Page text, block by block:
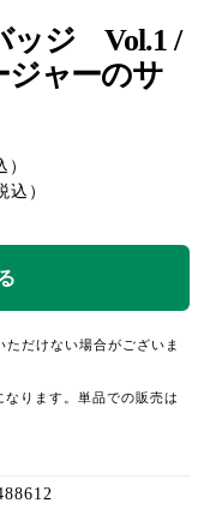
ッジ Vol.1 /
ジャーのサ
）
だけない場合がございま
ります。単品での販売は